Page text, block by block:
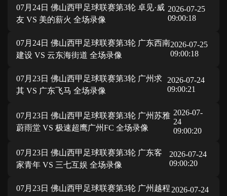
07月24日 佛山西甲足球联赛第3轮 卓见·威
友 VS 美的薪火 全场录像
2026-07-25
09:00:18
07月24日 佛山西甲足球联赛第3轮 广东西南
建设 VS 云东海街道 全场录像
2026-07-25
09:00:18
07月23日 佛山西甲足球联赛第3轮 广州求
其 VS 广东飞马 全场录像
2026-07-24
09:00:21
07月23日 佛山西甲足球联赛第3轮 广州苏雅
蔚雨堂 VS 极速超鹰广州FC 全场录像
2026-07-
24
09:00:20
07月23日 佛山西甲足球联赛第3轮 广东客
家青年 VS 三七互娱 全场录像
2026-07-24
09:00:20
07月23日 佛山西甲足球联赛第3轮 广州越程 2026-07-24